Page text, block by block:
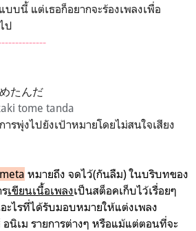
บบนี้ แต่เธอก็อยากจะร้องเพลงเพื่อ
ป
たんだ
tome tanda
พุ่งไปยังเป้าหมายโดยไม่สนใจเสียง
หมายถึง จดไว้(กันลืม) ในบริบทของ
เขียนเนื้อเพลงเป็นสต็อคเก็บไว้เรื่อยๆ
ะไรที่ได้รับมอบหมายให้แต่งเพลง
นิเม รายการต่างๆ หรือแม้แต่ตอนที่จะ